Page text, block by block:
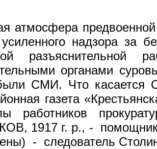
атмосфера
надзора за
органами
СМИ. Что касается
газета
работников
1917 г. р., - помощник
- следователь